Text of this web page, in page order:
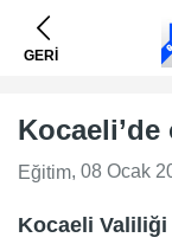
GERİ
Eğitim, 08 Ocak
Kocaeli Valiliği